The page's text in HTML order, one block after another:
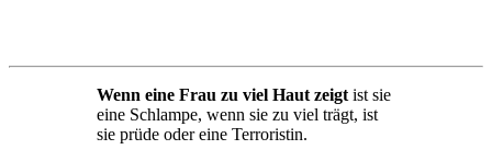
Wenn eine Frau zu viel Haut zeigt ist sie
eine Schlampe, wenn sie zu viel trägt, ist
sie prüde oder eine Terroristin.